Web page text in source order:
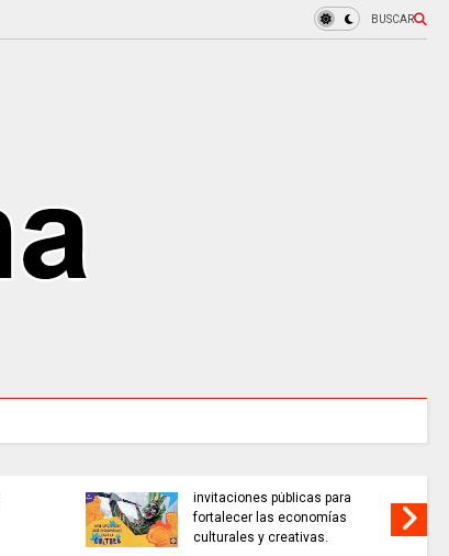
BUSCAR
invitaciones públicas para
fortalecer las economías
culturales y creativas.